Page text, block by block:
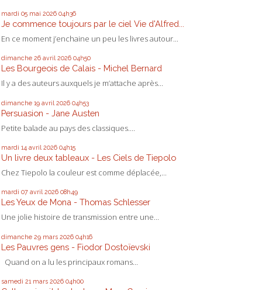
mardi 05 mai 2026 04h36
Je commence toujours par le ciel Vie d'Alfred...
En ce moment j’enchaine un peu les livres autour...
dimanche 26 avril 2026 04h50
Les Bourgeois de Calais - Michel Bernard
Il y a des auteurs auxquels je m’attache après...
dimanche 19 avril 2026 04h53
Persuasion - Jane Austen
Petite balade au pays des classiques....
mardi 14 avril 2026 04h15
Un livre deux tableaux - Les Ciels de Tiepolo
Chez Tiepolo la couleur est comme déplacée,...
mardi 07 avril 2026 08h49
Les Yeux de Mona - Thomas Schlesser
Une jolie histoire de transmission entre une...
dimanche 29 mars 2026 04h16
Les Pauvres gens - Fiodor Dostoïevski
Quand on a lu les principaux romans...
samedi 21 mars 2026 04h00